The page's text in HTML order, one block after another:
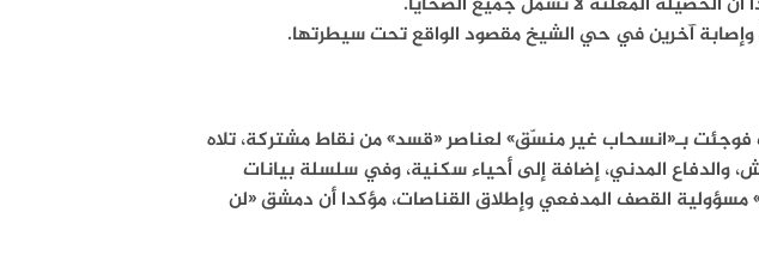
وإصابة آخرين في حي الشيخ مقصود الواقع تحت سيطرتها.
بـ«انسحاب غير منسّق» لعناصر «قسد» من نقاط مشتركة، تلاه
والدفاع المدني، إضافة إلى أحياء سكنية، وفي سلسلة بيانات
مسؤولية القصف المدفعي وإطلاق القناصات، مؤكدا أن دمشق «لن